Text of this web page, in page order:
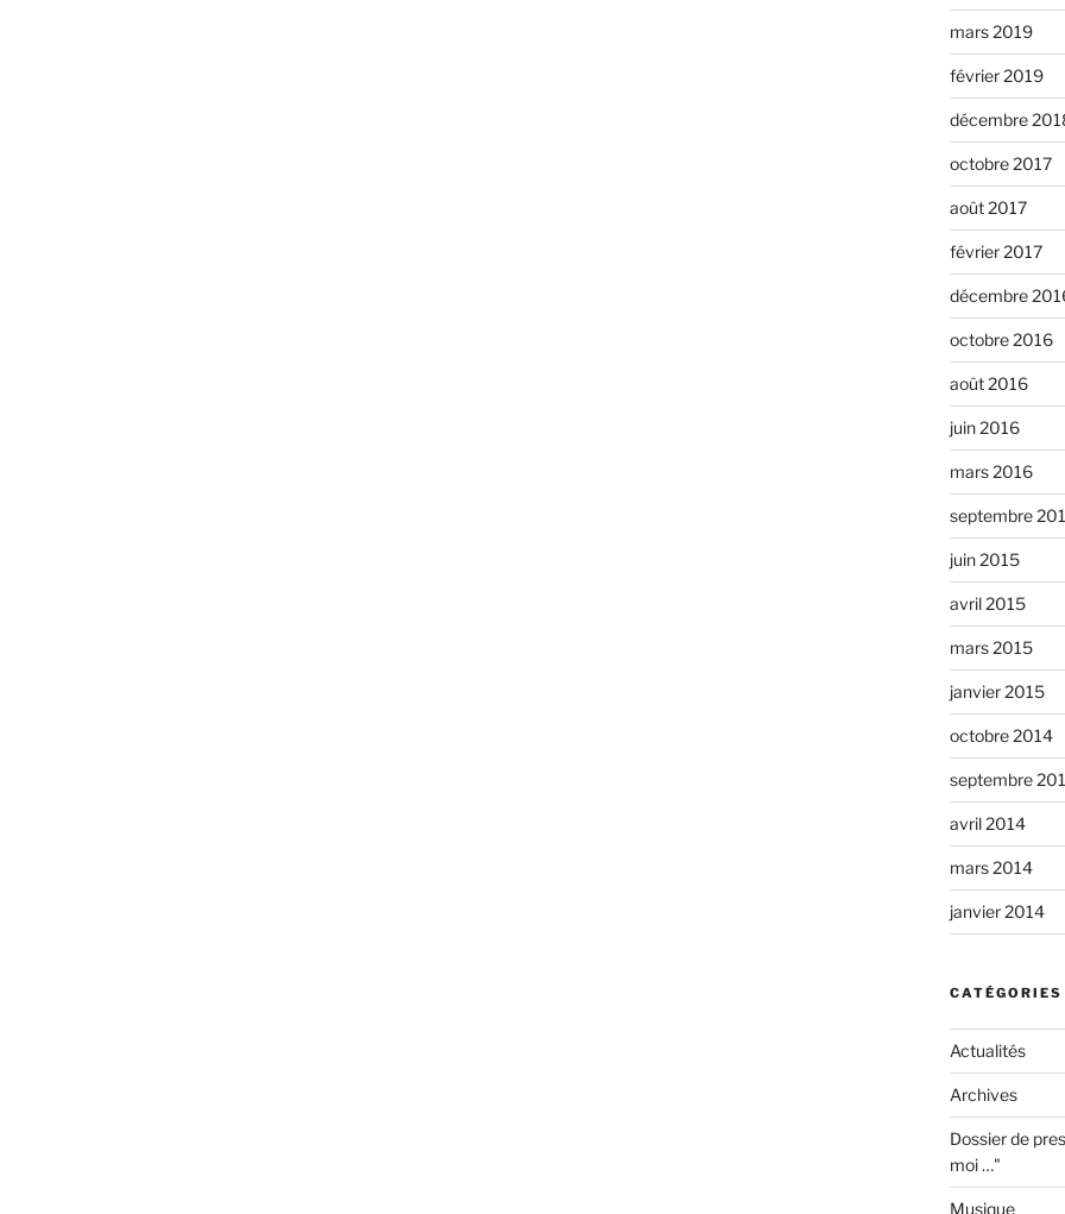
mars 2019
février 2019
décembre
octobre 2017
août 2017
février 2017
décembre
octobre 2016
août 2016
juin 2016
mars 2016
septembre
juin 2015
avril 2015
mars 2015
janvier 2015
octobre 2014
septembre
avril 2014
mars 2014
janvier 2014
CATÉGORIES
Actualités
Archives
Dossier de
moi …"
Musique